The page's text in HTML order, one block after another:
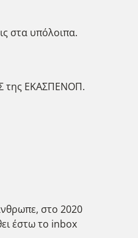
στα υπόλοιπα.
της ΕΚΑΣΠΕΝΟΠ.
στο 2020
έστω το inbox